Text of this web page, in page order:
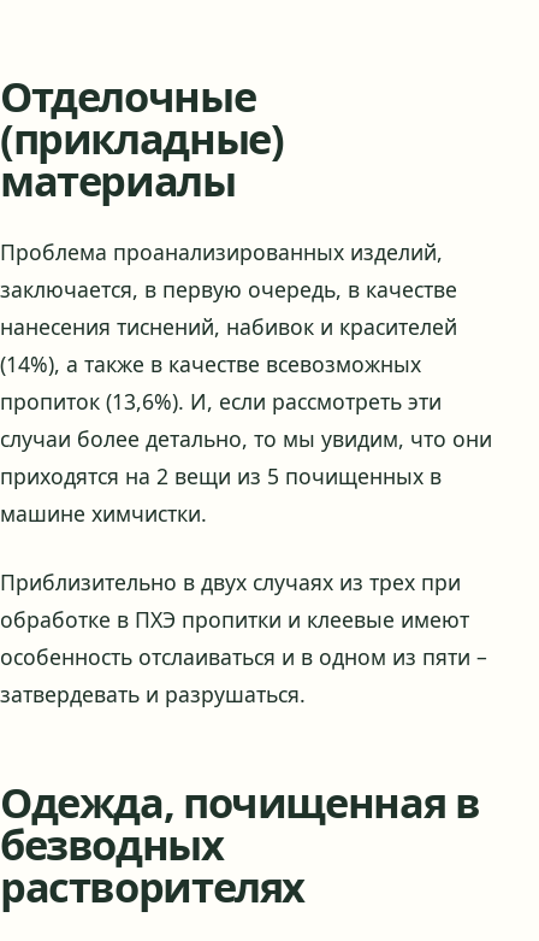
Отделочные
(прикладные)
материалы
Проблема проанализированных изделий,
заключается, в первую очередь, в качестве
нанесения тиснений, набивок и красителей
(14%), а также в качестве всевозможных
пропиток (13,6%). И, если рассмотреть эти
случаи более детально, то мы увидим, что они
приходятся на 2 вещи из 5 почищенных в
машине химчистки.
Приблизительно в двух случаях из трех при
обработке в ПХЭ пропитки и клеевые имеют
особенность отслаиваться и в одном из пяти –
затвердевать и разрушаться.
Одежда, почищенная в
безводных
растворителях